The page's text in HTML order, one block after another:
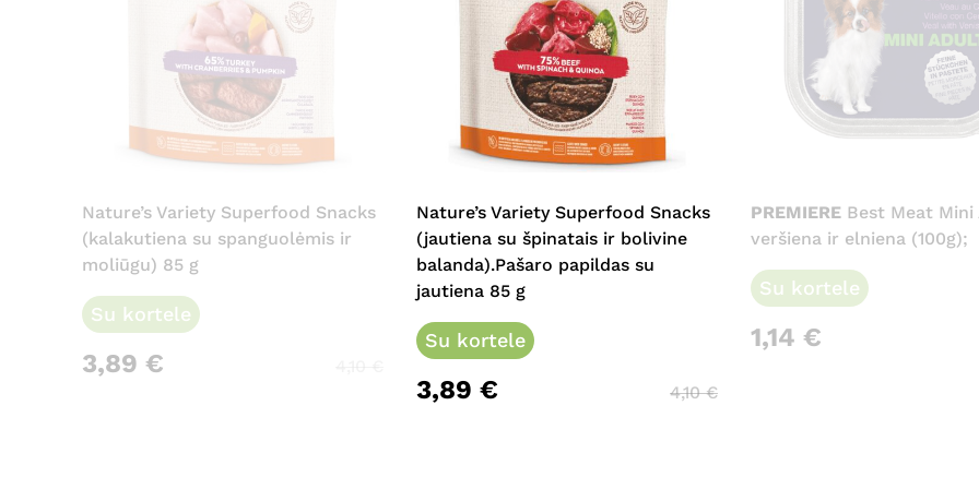
Nature’s Variety Superfood Snacks
(kalakutiena su spanguolėmis ir
moliūgu) 85 g
Su kortele
3,89 €
Nature’s Variety Superfood Snacks
(jautiena su špinatais ir bolivine
balanda).Pašaro papildas su
jautiena 85 g
Su kortele
3,89 € 4,10€
PREMIERE Best Meat
veršiena ir elniena (100g);
Su kortele
1,14 €